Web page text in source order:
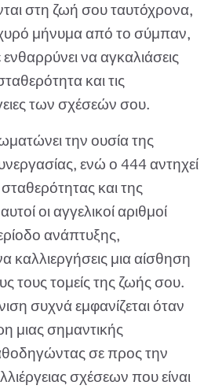
στη ζωή σου ταυτόχρονα,
μήνυμα από το σύμπαν,
να αγκαλιάσεις
και τις
των σχέσεών σου.
την ουσία της
ενώ ο 444 αντηχεί
σταθερότητας και της
οι αγγελικοί αριθμοί
ανάπτυξης,
καλλιεργήσεις μια αίσθηση
τους τομείς της ζωής σου.
συχνά εμφανίζεται όταν
μιας σημαντικής
σε προς την
σχέσεων που είναι